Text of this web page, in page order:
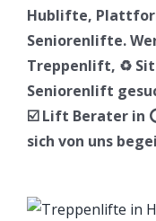
Hublifte,
Seniorenlifte.
Treppenlift, ♻
Seniorenlift
☑️ Lift Berater in
sich von uns